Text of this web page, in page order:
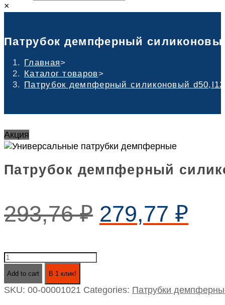
×
Патрубок демпферный
Главная>
Каталог товаров>
Патрубок демпферный силиконовый
Акция
Патрубок демпферный
293,76₽ 279,77 ₽
Патрубок
d50,l120
Add to cart В 1 клик!
SKU: 00-00001021 Categories: Патрубки